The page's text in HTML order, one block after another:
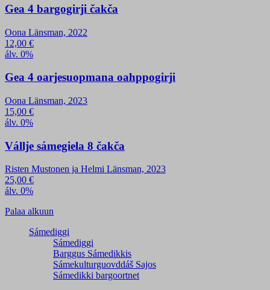
Gea 4 bargogirji čakča
Oona Länsman, 2022
12,00 €
álv. 0%
Gea 4 oarjesuopmana oahppogirji
Oona Länsman, 2023
15,00 €
álv. 0%
Vállje sámegiela 8 čakča
Risten Mustonen ja Helmi Länsman, 2023
25,00 €
álv. 0%
Palaa alkuun
Sámediggi
Sámediggi
Barggus Sámedikkis
Sámekulturguovddáš Sajos
Sámedikki bargoortnet